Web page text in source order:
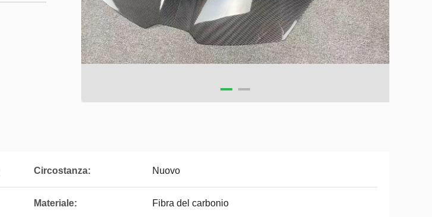
Circostanza: Nuovo
Materiale: Fibra del carbonio